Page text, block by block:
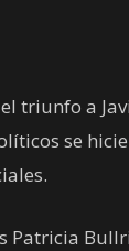
triunfo a
se
Patricia